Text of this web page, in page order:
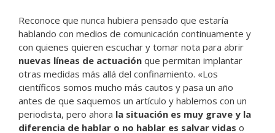
Reconoce que nunca hubiera pensado que estaría
hablando con medios de comunicación continuamente y
con quienes quieren escuchar y tomar nota para abrir
nuevas líneas de actuación que permitan implantar
otras medidas más allá del confinamiento. «Los
científicos somos mucho más cautos y pasa un año
antes de que saquemos un artículo y hablemos con un
periodista, pero ahora la situación es muy grave y la
diferencia de hablar o no hablar es salvar vidas o